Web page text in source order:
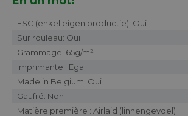
FSC (enkel eigen productie): Oui
Sur rouleau: Oui
Grammage: 65g/m²
Imprimante : Egal
Made in Belgium: Oui
Gaufré: Non
Matière première : Airlaid (linnengevoel)